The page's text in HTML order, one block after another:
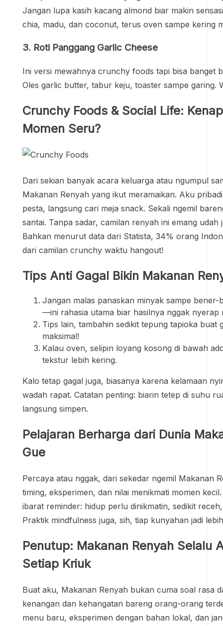
Jangan lupa kasih kacang almond biar makin
chia, madu, dan coconut, terus oven sampe kering
3. Roti Panggang Garlic Cheese
Ini versi mewahnya crunchy foods tapi bisa banget
Oles garlic butter, tabur keju, toaster sampe garing.
Crunchy Foods & Social Life:
Momen Seru?
Dari sekian banyak acara keluarga atau ngumpul
Makanan Renyah yang ikut meramaikan. Aku
pesta, langsung cari meja snack. Sekali ngemil
santai. Tanpa sadar, camilan renyah ini emang udah
Bahkan menurut data dari Statista, 34% orang
dari camilan crunchy waktu hangout!
Tips Anti Gagal Bikin Makanan
Jangan malas panaskan minyak sampe
—ini rahasia utama biar hasilnya nggak nyerap
Tips lain, tambahin sedikit tepung tapioka buat
maksimal!
Kalau oven, selipin loyang kosong di bawah
tekstur lebih kering.
Kalo tetap gagal juga, biasanya karena kelamaan
wadah rapat. Catatan penting: biarin tetep di suhu
langsung simpen.
Pelajaran Berharga dari Dunia
Gue
Percaya atau nggak, dari sekedar ngemil Makanan
timing, eksperimen, dan nilai menikmati momen
ibarat reminder: hidup perlu dinikmatin, sedikit
Praktik mindfulness juga, sih, tiap kunyahan jadi
Penutup: Makanan Renyah Selalu
Setiap Kriuk
Buat aku, Makanan Renyah bukan cuma soal rasa
kenangan dan kehangatan bareng orang-orang
menu baru, eksperimen dengan bahan lokal, dan